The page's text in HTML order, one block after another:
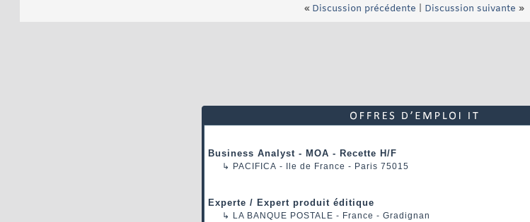
« Discussion précédente Discussion suivante »
Business Analyst - MOA - Recette H/F
↳ PACIFICA - Ile de France - Paris 75015
Experte / Expert produit éditique
↳ LA BANQUE POSTALE - France - Gradignan